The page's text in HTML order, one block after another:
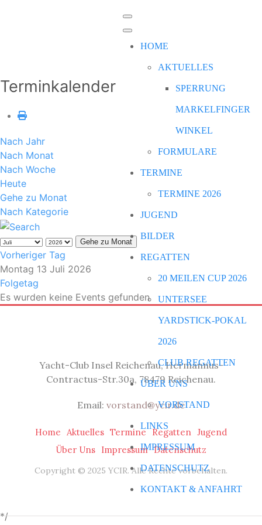
HOME
AKTUELLES
SPERRUNG
MARKELFINGER
WINKEL
FORMULARE
TERMINE
TERMINE 2026
JUGEND
BILDER
REGATTEN
20 MEILEN CUP 2026
UNTERSEE
YARDSTICK-POKAL
2026
CLUB REGATTEN
ÜBER UNS
VORSTAND
LINKS
IMPRESSUM
DATENSCHUTZ
KONTAKT & ANFAHRT
Terminkalender
Nach Jahr
Nach Monat
Nach Woche
Heute
Gehe zu Monat
Nach Kategorie
Gehe zu Monat
Vorheriger Tag
Montag 13 Juli 2026
Folgetag
Es wurden keine Events gefunden
Yacht-Club Insel Reichenau, Hermannus-
Contractus-Str.30a, 78479 Reichenau.
Email: vorstand@ycir.de
Home Aktuelles Termine Regatten Jugend
Über Uns Impressum Datenschutz
Copyright © 2025 YCIR. Alle Rechte vorbehalten.
*/